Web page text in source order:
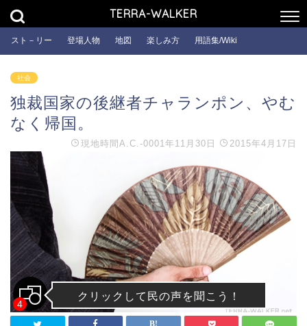
TERRA-WALKER
スト－リー 登場人物 地図 楽しみ方 用語集/Wiki
社会
独裁国家の後継者チャランポン、やむ
なく帰国。
現地時間 A.C.-0001年11月30日 2015年4月17日
4
クリックして民の声を聞こう！